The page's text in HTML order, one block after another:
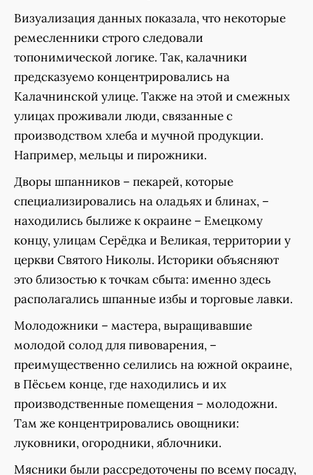
Визуализация данных показала, что некоторые
ремесленники строго следовали
топонимической логике. Так, калачники
предсказуемо концентрировались на
Калачнинской улице. Также на этой и смежных
улицах проживали люди, связанные с
производством хлеба и мучной продукции.
Например, мельцы и пирожники.
Дворы шпанников – пекарей, которые
специализировались на оладьях и блинах, –
находились былиже к окраине – Емецкому
концу, улицам Серёдка и Великая, территории у
церкви Святого Николы. Историки объясняют
это близостью к точкам сбыта: именно здесь
располагались шпанные избы и торговые лавки.
Молодожники – мастера, выращивавшие
молодой солод для пивоварения, –
преимущественно селились на южной окраине,
в Пёсьем конце, где находились и их
производственные помещения – молодожни.
Там же концентрировались овощники:
луковники, огородники, яблочники.
Мясники были рассредоточены по всему посаду,